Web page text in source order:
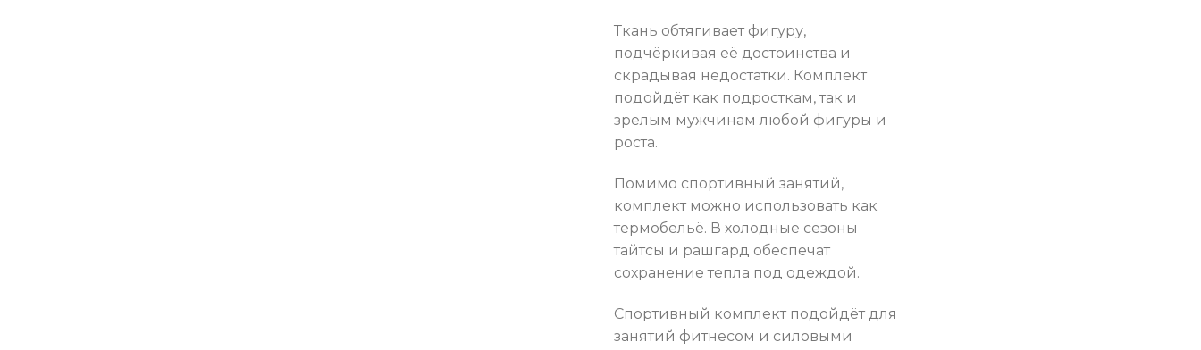
Ткань обтягивает фигуру,
подчёркивая её достоинства и
скрадывая недостатки. Комплект
подойдёт как подросткам, так и
зрелым мужчинам любой фигуры и
роста.
Помимо спортивный занятий,
комплект можно использовать как
термобельё. В холодные сезоны
тайтсы и рашгард обеспечат
сохранение тепла под одеждой.
Спортивный комплект подойдёт для
занятий фитнесом и силовыми